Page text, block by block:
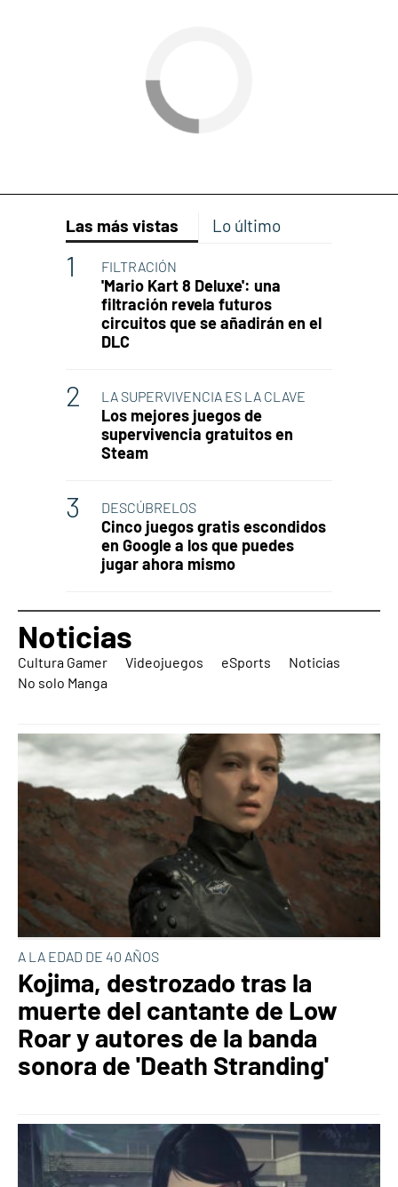
Las más vistas Lo último
FILTRACIÓN
'Mario Kart 8 Deluxe': una
filtración revela futuros
circuitos que se añadirán en el
DLC
LA SUPERVIVENCIA ES LA CLAVE
Los mejores juegos de
supervivencia gratuitos en
Steam
DESCÚBRELOS
Cinco juegos gratis escondidos
en Google a los que puedes
jugar ahora mismo
Noticias
Cultura Gamer Videojuegos eSports
Noticias
No solo Manga
A LA EDAD DE 40 AÑOS
Kojima, destrozado tras la
muerte del cantante de Low
Roar y autores de la banda
sonora de 'Death Stranding'